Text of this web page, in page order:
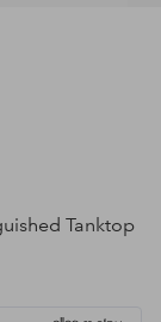
Tanktop